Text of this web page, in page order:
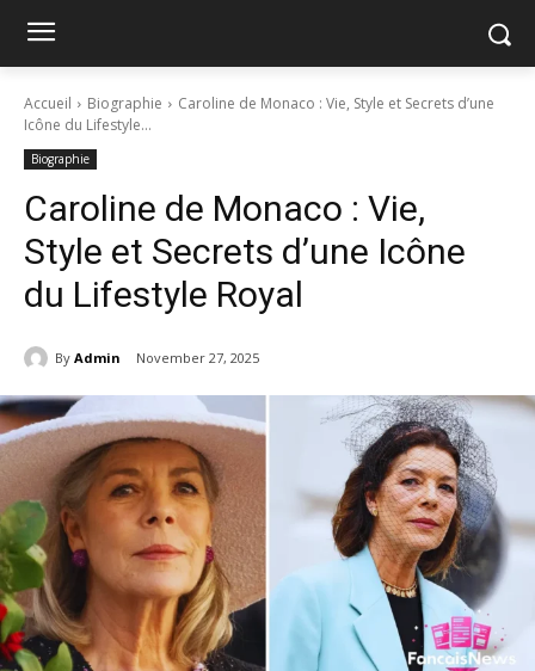
Accueil Biographie
Caroline de Monaco : Vie, Style et Secrets d’une
Icône du Lifestyle...
Biographie
Caroline de Monaco : Vie,
Style et Secrets d’une Icône
du Lifestyle Royal
By Admin November 27, 2025